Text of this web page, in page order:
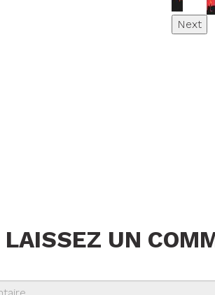
Next
LAISSEZ UN